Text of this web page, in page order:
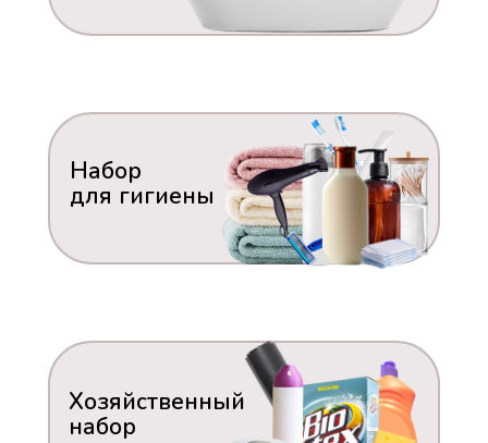
Набор
для гигиены
Хозяйственный
набор